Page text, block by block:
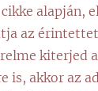
cikke alapján,
az
kiterjed
is, akkor az